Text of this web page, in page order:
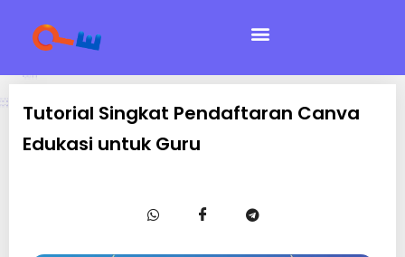
Tutorial Singkat Pendaftaran Canva
Edukasi untuk Guru